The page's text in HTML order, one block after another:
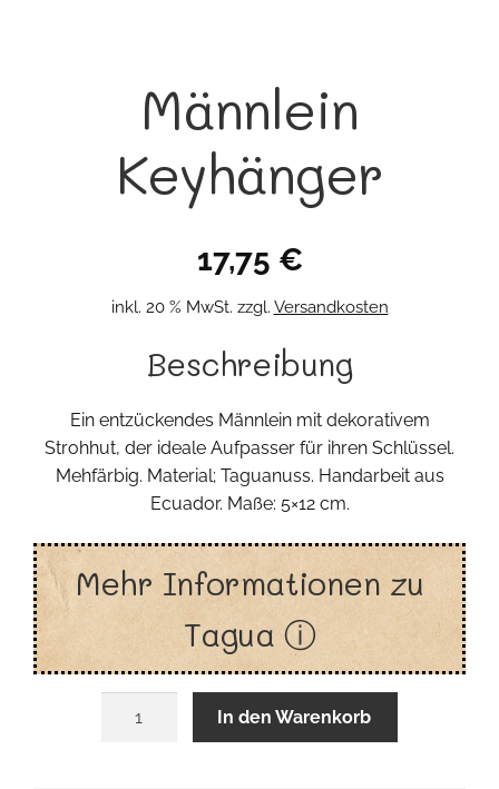
Männlein
Keyhänger
17,75 €
inkl. 20 % MwSt. zzgl. Versandkosten
Beschreibung
Ein entzückendes Männlein mit dekorativem
Strohhut, der ideale Aufpasser für ihren Schlüssel.
Mehfärbig. Material; Taguanuss. Handarbeit aus
Ecuador. Maße: 5×12 cm.
Mehr Informationen zu
Tagua ⓘ
In den Warenkorb